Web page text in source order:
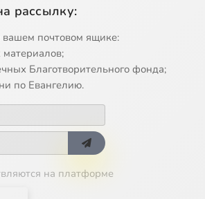
рассылку:
почтовом ящике:
Благотворительного фонда;
по Евангелию.
на платформе